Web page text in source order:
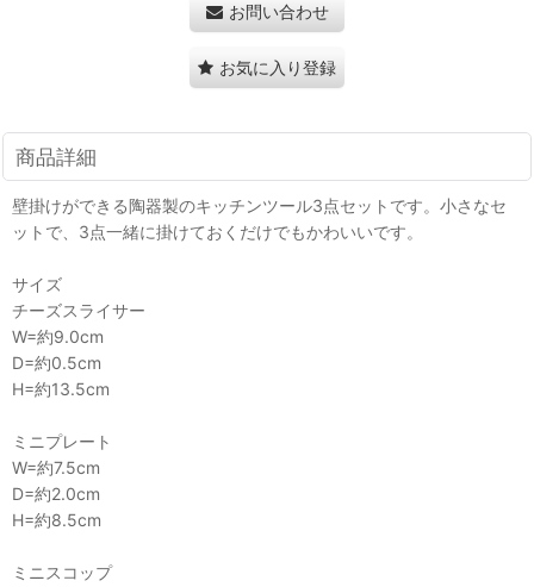
お問い合わせ
お気に入り登録
商品詳細
壁掛けができる陶器製のキッチンツール3点セットです。小さなセ
ットで、3点一緒に掛けておくだけでもかわいいです。
サイズ
チーズスライサー
W=約9.0cm
D=約0.5cm
H=約13.5cm
ミニプレート
W=約7.5cm
D=約2.0cm
H=約8.5cm
ミニスコップ